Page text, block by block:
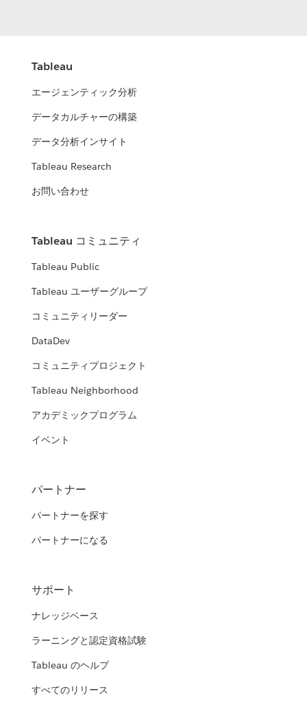
Tableau
エージェンティック分析
データカルチャーの構築
データ分析インサイト
Tableau Research
お問い合わせ
Tableau コミュニティ
Tableau Public
Tableau ユーザーグループ
コミュニティリーダー
DataDev
コミュニティプロジェクト
Tableau Neighborhood
アカデミックプログラム
イベント
パートナー
パートナーを探す
パートナーになる
サポート
ナレッジベース
ラーニングと認定資格試験
Tableau のヘルプ
すべてのリリース